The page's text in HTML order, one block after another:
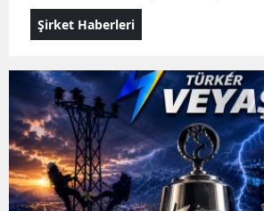
Şirket Haberleri